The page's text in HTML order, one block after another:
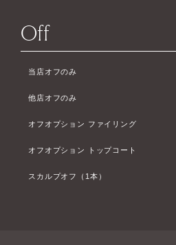
Off
当店オフのみ
他店オフのみ
オフオプション ファイリング
オフオプション トップコート
スカルプオフ（1本）